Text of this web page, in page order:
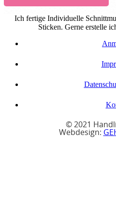
Ich fertige Individuelle
Sticken. Gerne erstelle
© 2021
Webdesign: